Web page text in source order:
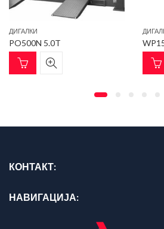
ДИГАЛКИ
PO500N 5.0T
КОНТАКТ:
НАВИГАЦИЈА: